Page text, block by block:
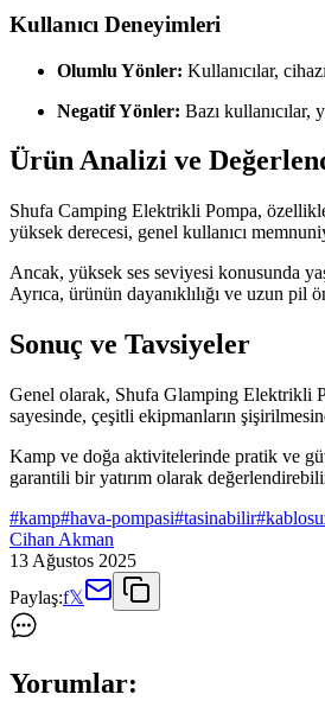
Kullanıcı Deneyimleri
Olumlu Yönler: Kullanıcılar,
Negatif Yönler: Bazı
Ürün Analizi ve
Shufa Camping Elektrikli Pompa, özellikle
yüksek derecesi, genel kullanıcı
Ancak, yüksek ses seviyesi konusunda
Ayrıca, ürünün dayanıklılığı ve uzun pil
Sonuç ve Tavsiyeler
Genel olarak, Shufa Glamping Elektrikli
sayesinde, çeşitli ekipmanların
Kamp ve doğa aktivitelerinde pratik ve
garantili bir yatırım olarak
#kamp#hava-pompasi#tasinabilir#
Cihan Akman
13 Ağustos 2025
Paylaş:f𝕏
Yorumlar: